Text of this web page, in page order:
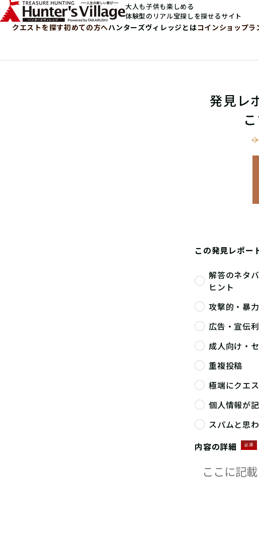
大人も子供も楽しめる
体験型のリアル宝探しを探せるサイト
クエストを探す初めての方へハンターズヴィレッジとはコインショップラ
発見レ
この発見レポー
解答のネタ
ヒント
攻撃的・暴
広告・宣伝
成人向け・
重複投稿
極端にクエ
個人情報が
スパムと思
内容の詳細
必須